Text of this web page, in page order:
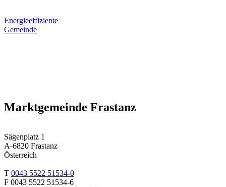
Energieeffiziente
Gemeinde
Marktgemeinde Frastanz
Sägenplatz 1
A-6820 Frastanz
Österreich
T 0043 5522 51534-0
F 0043 5522 51534-6